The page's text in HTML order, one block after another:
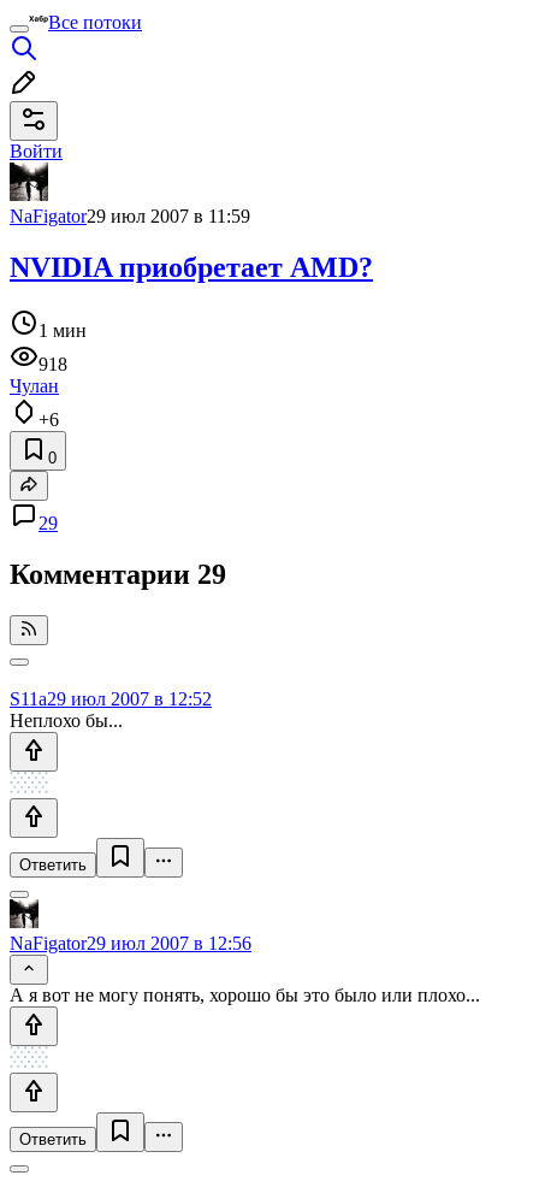
Все потоки
Войти
NaFigator29 июл 2007 в 11:59
NVIDIA приобретает AMD?
1 мин
918
Чулан
+6
0
29
Комментарии 29
S11a29 июл 2007 в 12:52
Неплохо бы...
Ответить
NaFigator29 июл 2007 в 12:56
А я вот не могу понять, хорошо бы это было или плохо...
Ответить